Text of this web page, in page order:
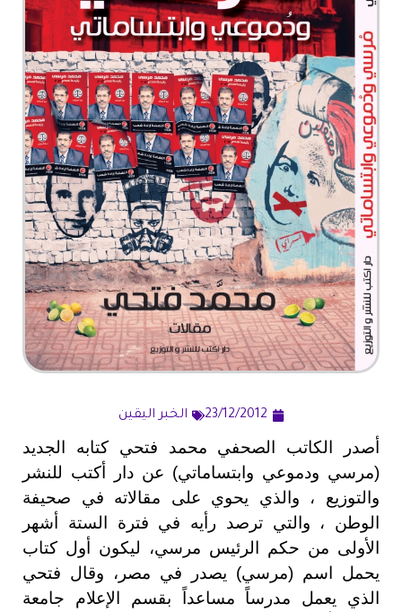
23/12/2012 الخبر اليقين
أصدر الكاتب الصحفي محمد فتحي كتابه الجديد
(مرسي ودموعي وابتساماتي) عن دار أكتب للنشر
والتوزيع ، والذي يحوي على مقالاته في صحيفة
الوطن ، والتي ترصد رأيه في فترة الستة أشهر
الأولى من حكم الرئيس مرسي، ليكون أول كتاب
يحمل اسم (مرسي) يصدر في مصر، وقال فتحي
الذي يعمل مدرساً مساعداً بقسم الإعلام جامعة